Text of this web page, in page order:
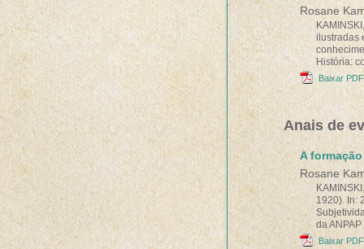
Rosane
ilustradas
História:
Baixar
Anais de
A
Rosane
1920). In:
da
Baixar